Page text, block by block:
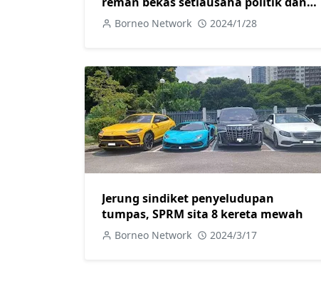
ahli perniagaan.
Borneo Network 2024/1/28
Jerung sindiket penyeludupan
tumpas, SPRM sita 8 kereta mewah
Borneo Network 2024/3/17